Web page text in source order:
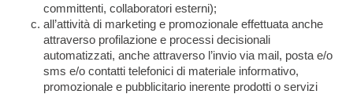
committenti, collaboratori esterni);
all’attività di marketing e promozionale effettuata anche
attraverso profilazione e processi decisionali
automatizzati, anche attraverso l’invio via mail, posta e/o
sms e/o contatti telefonici di materiale informativo,
promozionale e pubblicitario inerente prodotti o servizi